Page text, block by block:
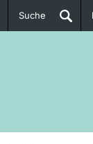
Suche